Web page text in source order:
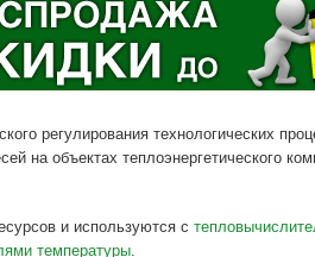
регулирования технологических
на объектах теплоэнергетического
и используются с
температуры.